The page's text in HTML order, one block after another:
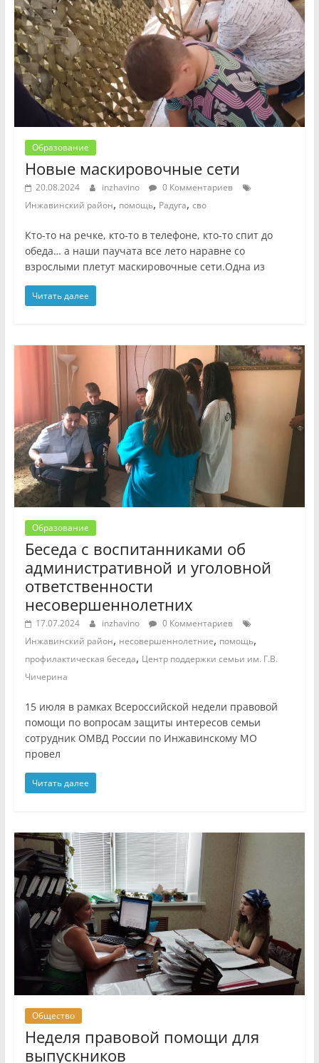
Образование
Новые маскировочные сети
20.08.2024 inzhavino
0 Комментариев
Инжавинский район, помощь, Радуга, сво
Кто-то на речке, кто-то в телефоне, кто-то спит до
обеда… а наши паучата все лето наравне со
взрослыми плетут маскировочные сети.Одна из
Читать далее
Образование
Беседа с воспитанниками об
административной и уголовной
ответственности
несовершеннолетних
17.07.2024 inzhavino
0 Комментариев
Инжавинский район, несовершеннолетние, помощь,
профилактическая беседа, Центр поддержки семьи им. Г.В.
Чичерина
15 июля в рамках Всероссийской недели правовой
помощи по вопросам защиты интересов семьи
сотрудник ОМВД России по Инжавинскому МО
провел
Читать далее
Общество
Неделя правовой помощи для
выпускников